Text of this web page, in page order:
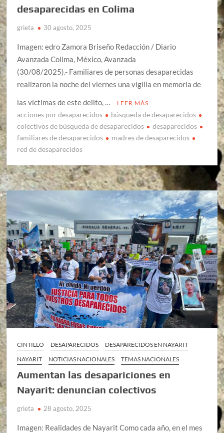
desaparecidas en Colima
grieta 30 agosto, 2025
Imagen: edro Zamora Briseño Redacción / Diario
Avanzada Colima, México, Avanzada
(30/08/2025).- Familiares de personas desaparecidas
realizaron la noche del viernes una vigilia en memoria de
las víctimas de este delito, …
LEER MÁS
acciones por desaparecidos
búsqueda de desaparecidos
colectivos de búsqueda de desaparecidos
desaparecidos
familiares de desaparecidos
madres de desaparecidos
red de desaparecidos
CINTILLO DESAPARECIDOS
DESAPARECIDOS EN NAYARIT
NAYARIT
NOTICIAS NACIONALES TEMAS NACIONALES
Aumentan las desapariciones en
Nayarit: denuncian colectivos
grieta 28 agosto, 2025
Imagen: Realidades de Nayarit Como cada año, en el mes